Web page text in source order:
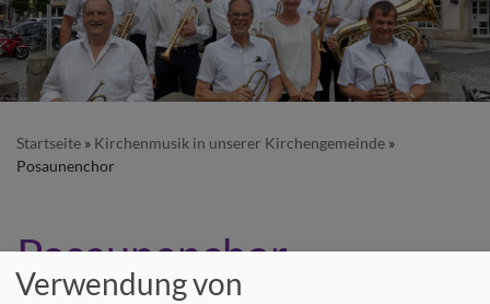
Startseite
Kirchenmusik in unserer Kirchengemeinde
Posaunenchor
Posaunenchor
Verwendung von